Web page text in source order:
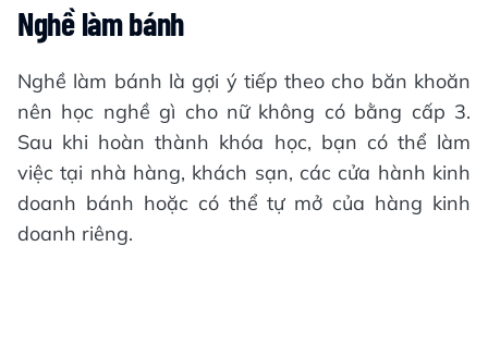
Nghề làm bánh
Nghề làm bánh là gợi ý tiếp theo cho băn khoăn
nên học nghề gì cho nữ không có bằng cấp 3.
Sau khi hoàn thành khóa học, bạn có thể làm
việc tại nhà hàng, khách sạn, các cửa hành kinh
doanh bánh hoặc có thể tự mở của hàng kinh
doanh riêng.